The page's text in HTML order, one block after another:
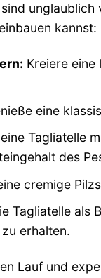
sind
kannst:
Kreiere eine
eine
Tagliatelle
des
cremige
Tagliatelle als
erhalten.
Lauf und